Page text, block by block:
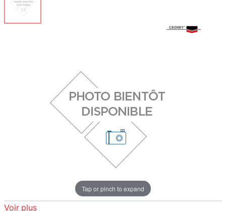
Tap or pinch to expand
Voir plus